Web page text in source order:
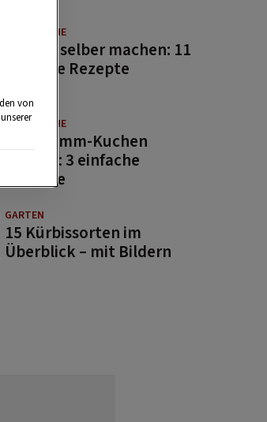
GUTE KÜCHE
Saucen selber machen: 11
beliebte Rezepte
GUTE KÜCHE
Osterlamm-Kuchen
backen: 3 einfache
Rezepte
GARTEN
15 Kürbissorten im
Überblick – mit Bildern
von